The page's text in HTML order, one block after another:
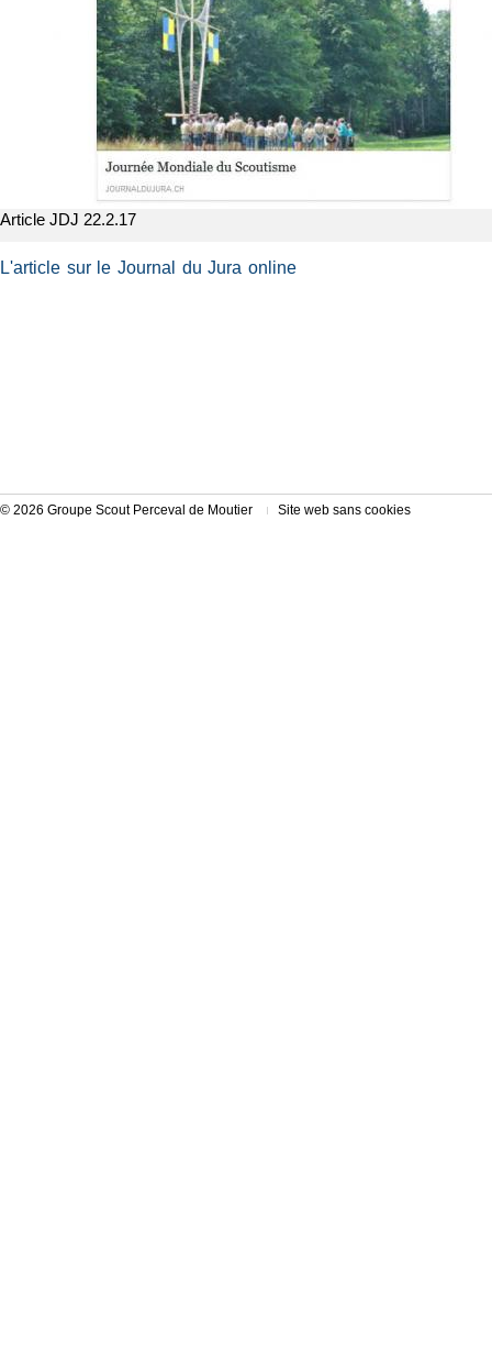
Article JDJ 22.2.17
L'article sur le Journal du Jura online
© 2026 Groupe Scout Perceval de Moutier Site web sans cookies